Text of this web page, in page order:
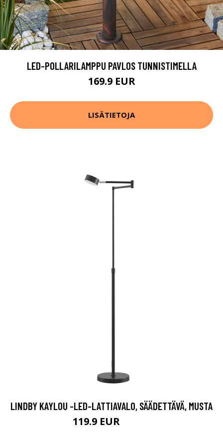
LED-POLLARILAMPPU PAVLOS TUNNISTIMELLA
169.9 EUR
LISÄTIETOJA
LINDBY KAYLOU -LED-LATTIAVALO, SÄÄDETTÄVÄ, MUSTA
119.9 EUR